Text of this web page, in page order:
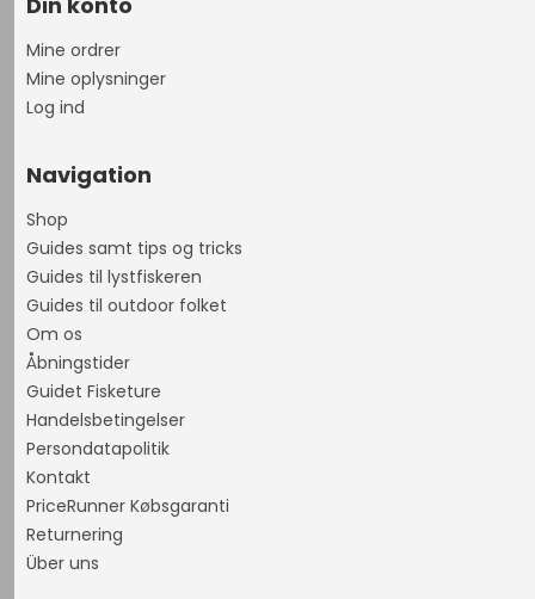
Mine ordrer
Mine oplysninger
Log ind
Navigation
Shop
Guides samt tips og tricks
Guides til lystfiskeren
Guides til outdoor folket
Om os
Åbningstider
Guidet Fisketure
Handelsbetingelser
Persondatapolitik
Kontakt
PriceRunner Købsgaranti
Returnering
Über uns